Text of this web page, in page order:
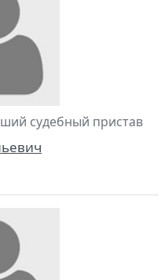
судебный пристав